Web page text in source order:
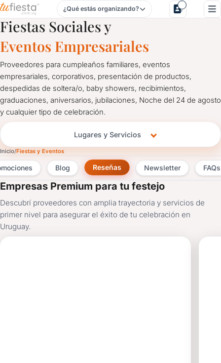
Salones y Servicios para Eventos
¿Qué estás organizando?
Fiestas Sociales y
Eventos Empresariales
Proveedores para cumpleaños familiares, eventos
empresariales, corporativos, presentación de productos,
despedidas de soltera/o, baby showers, recibimientos,
graduaciones, aniversarios, jubilaciones, Noche del 24 de agosto
y cualquier tipo de celebración.
Lugares y Servicios
Inicio Fiestas y Eventos
Blog Reseñas Newsletter FAQs
Empresas Premium para tu festejo
Descubrí proveedores con amplia trayectoria y servicios de
primer nivel para asegurar el éxito de tu celebración en
Uruguay.